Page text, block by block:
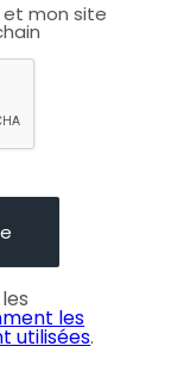
et mon site
les
utilisées.